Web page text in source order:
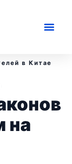
в Китае
на